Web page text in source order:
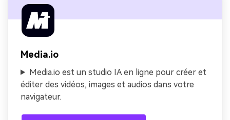
Media.io
Media.io est un studio IA en ligne pour créer et
éditer des vidéos, images et audios dans votre
navigateur.